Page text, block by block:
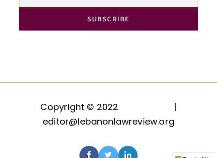
Copyright © 2022
|
editor@lebanonlawreview.org